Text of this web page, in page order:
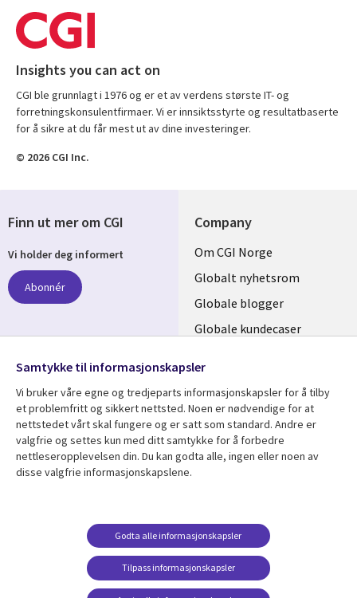
Insights you can act on
CGI ble grunnlagt i 1976 og er et av verdens største IT- og
forretningskonsulentfirmaer. Vi er innsiktsstyrte og resultatbaserte
for å sikre at du får mest ut av dine investeringer.
© 2026 CGI Inc.
Company
Useful
links
NORWAY
Om CGI Norge
Globalt nyhetsrom
Globale blogger
Globale kundecaser
Resource center
NORWAY
Arrangementer
Support
NORWAY
Accessibility
Web privacy
Senter for
Finn ut mer om CGI
Vi holder deg informert
Abonnér
følg oss
Social
Media
NORWAY
Samtykke til informasjonskapsler
Vi bruker våre egne og tredjeparts informasjonskapsler for å tilby
et problemfritt og sikkert nettsted. Noen er nødvendige for at
nettstedet vårt skal fungere og er satt som standard. Andre er
valgfrie og settes kun med ditt samtykke for å forbedre
nettleseropplevelsen din. Du kan godta alle, ingen eller noen av
disse valgfrie informasjonskapslene.
Tilpass informasjonskapsler
Godta alle informasjonskapsler